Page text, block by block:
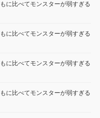
に比べてモンスターが弱すぎる
に比べてモンスターが弱すぎる
に比べてモンスターが弱すぎる
に比べてモンスターが弱すぎる